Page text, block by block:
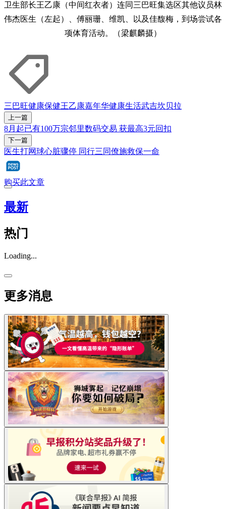
卫生部长王乙康（中间红衣者）连同三巴旺集选区其他议员林
伟杰医生（左起）、傅丽珊、维凯、以及佳馥梅，到场尝试各
项体育活动。（梁麒麟摄）
三巴旺健康保健王乙康嘉年华健康生活武吉坎贝拉
上一篇
8月起已有100万宗邻里数码交易 获最高3元回扣
下一篇
医生打网球心脏骤停 同行三同僚施救保一命
购买此文章
最新
热门
Loading...
更多消息